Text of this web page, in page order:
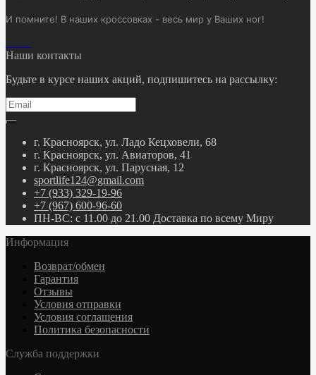
И помните! В наших кроссовках - весь мир у Ваших ног!
Наши контакты
Будьте в курсе наших акций, подпишитесь на рассылку:
г. Красноярск, ул. Ладо Кецховели, 68
г. Красноярск, ул. Авиаторов, 41
г. Красноярск, ул. Парусная, 12
sportlife124@gmail.com
+7 (933) 329-19-96
+7 (967) 600-96-60
ПН-ВС: с 11.00 до 21.00 Доставка по всему Миру
Информация
Возврат/обмен
Гарантия
Отзывы
Условия отправки
Условия соглашения
Политика безопасности
Служба поддержки